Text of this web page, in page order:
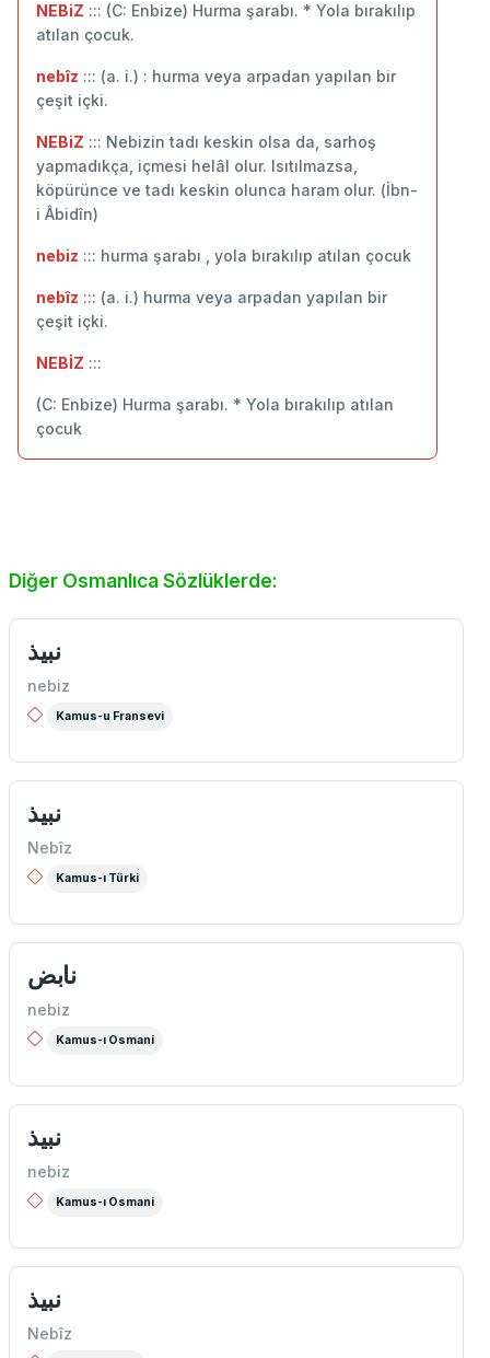
NEBiZ ::: (C: Enbize) Hurma şarabı. * Yola bırakılıp
atılan çocuk.
nebîz ::: (a. i.) : hurma veya arpadan yapılan bir
çeşit içki.
NEBiZ ::: Nebizin tadı keskin olsa da, sarhoş
yapmadıkça, içmesi helâl olur. Isıtılmazsa,
köpürünce ve tadı keskin olunca haram olur. (İbn-
i Âbidîn)
nebiz ::: hurma şarabı , yola bırakılıp atılan çocuk
nebîz ::: (a. i.) hurma veya arpadan yapılan bir
çeşit içki.
NEBİZ :::
(C: Enbize) Hurma şarabı. * Yola bırakılıp atılan
çocuk
Diğer Osmanlıca Sözlüklerde:
نبیذ
nebiz
Kamus-u Fransevi
نبیذ
Nebîz
Kamus-ı Türki
نابض
nebiz
Kamus-ı Osmani
نبیذ
nebiz
Kamus-ı Osmani
نبیذ
Nebîz